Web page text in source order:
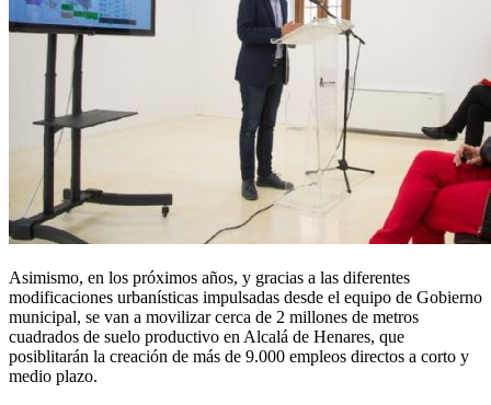
Asimismo, en los próximos años, y gracias a las diferentes
modificaciones urbanísticas impulsadas desde el equipo de Gobierno
municipal, se van a movilizar cerca de 2 millones de metros
cuadrados de suelo productivo en Alcalá de Henares, que
posiblitarán la creación de más de 9.000 empleos directos a corto y
medio plazo.